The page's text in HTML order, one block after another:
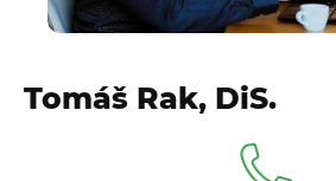
Tomáš Rak, DiS.